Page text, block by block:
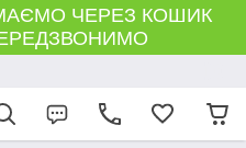
ЧЕРЕЗ КОШИК
ПЕРЕДЗВОНИМО